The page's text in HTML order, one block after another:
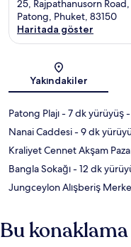
25, Rajpathanusorn
Patong, Phuket, 83150
Haritada göster
Yakındakiler
Patong Plajı- 7 dk yürüyüş
Nanai Caddesi- 9 dk
Kraliyet Cennet Akşam
Bangla Sokağı- 12 dk
Jungceylon Alışberiş
Bu